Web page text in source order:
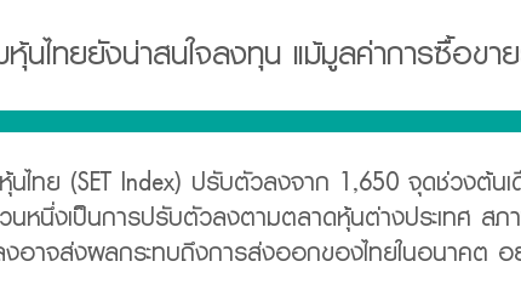
หุ้นไทยยังน่าสนใจลงทุน แม้มูลค่าการซื้อข
นไทย (SET Index) ปรับตัวลงจาก 1,650 จุดช่วงต้
นหนึ่งเป็นการปรับตัวลงตามตลาดหุ้นต่างประเทศ
งอาจส่งผลกระทบถึงการส่งออกของไทยในอนาคต